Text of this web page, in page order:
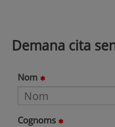
Demana cita
Nom
Cognoms